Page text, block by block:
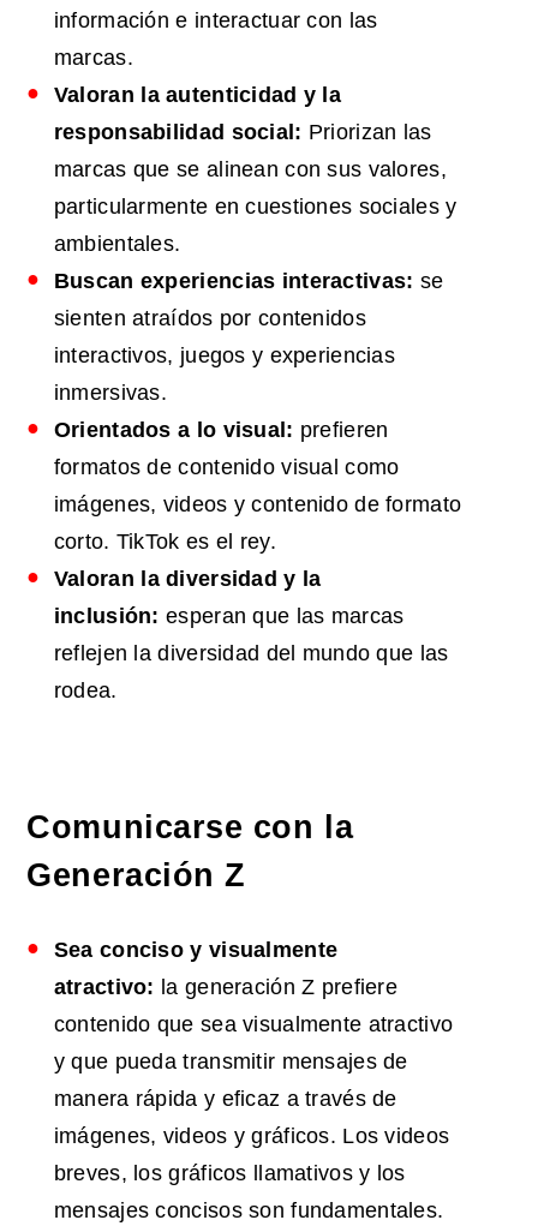
información e interactuar con las
marcas.
Valoran la autenticidad y la
responsabilidad social: Priorizan las
marcas que se alinean con sus valores,
particularmente en cuestiones sociales y
ambientales.
Buscan experiencias interactivas: se
sienten atraídos por contenidos
interactivos, juegos y experiencias
inmersivas.
Orientados a lo visual: prefieren
formatos de contenido visual como
imágenes, videos y contenido de formato
corto. TikTok es el rey.
Valoran la diversidad y la
inclusión: esperan que las marcas
reflejen la diversidad del mundo que las
rodea.
Comunicarse con la
Generación Z
Sea conciso y visualmente
atractivo: la generación Z prefiere
contenido que sea visualmente atractivo
y que pueda transmitir mensajes de
manera rápida y eficaz a través de
imágenes, videos y gráficos. Los videos
breves, los gráficos llamativos y los
mensajes concisos son fundamentales.